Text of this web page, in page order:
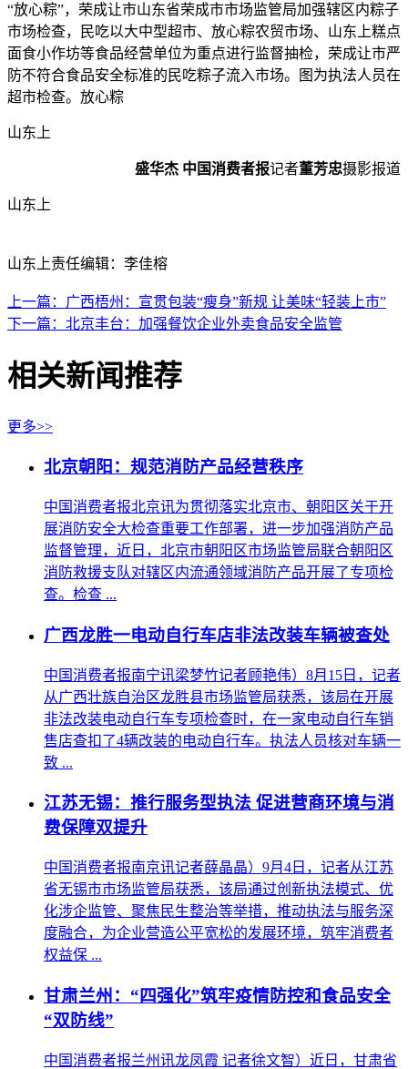
“放心粽”，荣成让市山东省荣成市市场监管局加强辖区内粽子
市场检查，民吃以大中型超市、放心粽农贸市场、山东上糕点
面食小作坊等食品经营单位为重点进行监督抽检，荣成让市严
防不符合食品安全标准的民吃粽子流入市场。图为执法人员在
超市检查。放心粽
山东上
盛华杰 中国消费者报记者董芳忠摄影报道
山东上
山东上责任编辑：李佳榕
上一篇：广西梧州：宣贯包装“瘦身”新规 让美味“轻装上市”
下一篇：北京丰台：加强餐饮企业外卖食品安全监管
相关新闻推荐
更多>>
北京朝阳：规范消防产品经营秩序
中国消费者报北京讯为贯彻落实北京市、朝阳区关于开
展消防安全大检查重要工作部署，进一步加强消防产品
监督管理，近日，北京市朝阳区市场监管局联合朝阳区
消防救援支队对辖区内流通领域消防产品开展了专项检
查。检查 ...
广西龙胜一电动自行车店非法改装车辆被查处
中国消费者报南宁讯梁梦竹记者顾艳伟）8月15日，记者
从广西壮族自治区龙胜县市场监管局获悉，该局在开展
非法改装电动自行车专项检查时，在一家电动自行车销
售店查扣了4辆改装的电动自行车。执法人员核对车辆一
致 ...
江苏无锡：推行服务型执法 促进营商环境与消
费保障双提升
中国消费者报南京讯记者薛晶晶）9月4日，记者从江苏
省无锡市市场监管局获悉，该局通过创新执法模式、优
化涉企监管、聚焦民生整治等举措，推动执法与服务深
度融合，为企业营造公平宽松的发展环境，筑牢消费者
权益保 ...
甘肃兰州：“四强化”筑牢疫情防控和食品安全
“双防线”
中国消费者报兰州讯龙凤霞 记者徐文智）近日，甘肃省